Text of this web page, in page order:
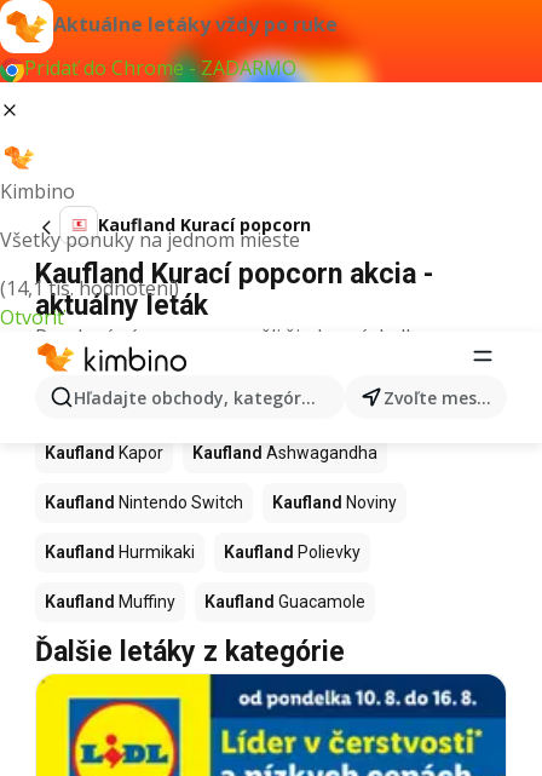
Aktuálne letáky vždy po ruke
Pridať do Chrome - ZADARMO
Kimbino
Všetky ponuky na jednom mieste
(14,1 tis. hodnotení)
Otvoriť
Hľadajte obchody, kategórie, produkty... Zvoľte mesto
Kaufland Kurací popcorn
Kaufland Kurací popcorn akcia -
aktuálny leták
Pre daný výraz sme nenašli žiadne výsledky.
Ďalšie produkty v obchodoch
Kaufland
Kaufland Kapor Kaufland Ashwagandha
Kaufland Nintendo Switch Kaufland Noviny
Kaufland Hurmikaki Kaufland Polievky
Kaufland Muffiny Kaufland Guacamole
Ďalšie letáky z kategórie